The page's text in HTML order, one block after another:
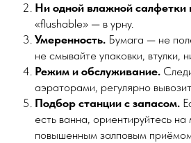
Ни одной влажной салфетки
«flushable» — в урну.
Умеренность. Бумага — не
не смывайте упаковки, втулки,
Режим и обслуживание.
аэраторами, регулярно
Подбор станции с запасом.
есть ванна, ориентируйтесь на
повышенным залповым